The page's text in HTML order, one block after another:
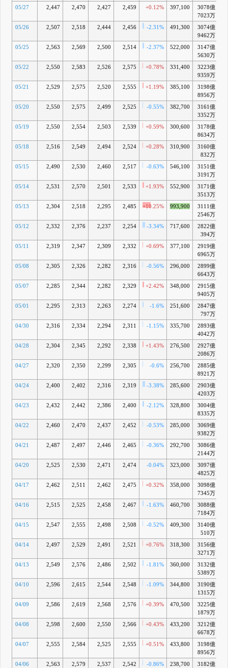
05/27 2,447 2,470 2,427 2,459 +0.12% 397,100
3078億
7023万
05/26 2,507 2,518 2,444 2,456 -2.31% 491,300
3074億
9462万
05/25 2,563 2,569 2,500 2,514 -2.37% 522,000
3147億
5630万
05/22 2,550 2,583 2,526 2,575 +0.78% 331,400
3223億
9359万
05/21 2,529 2,575 2,520 2,555 +1.19% 385,100
3198億
8956万
05/20 2,550 2,575 2,499 2,525 -0.55% 382,700
3161億
3352万
05/19 2,550 2,554 2,503 2,539 +0.59% 300,600
3178億
8634万
05/18 2,516 2,549 2,494 2,524 +0.28% 310,900
3160億
832万
05/15 2,490 2,530 2,460 2,517 -0.63% 546,100
3151億
3191万
05/14 2,531 2,570 2,501 2,533 +1.93% 552,900
3171億
3513万
05/13 2,304 2,518 2,295 2,485 +10.25% 993,900
3111億
2546万
05/12 2,332 2,376 2,237 2,254 -3.34% 717,600
2822億
394万
05/11 2,319 2,347 2,309 2,332 +0.69% 377,100
2919億
6965万
05/08 2,305 2,326 2,282 2,316 -0.56% 296,000
2899億
6643万
05/07 2,285 2,344 2,282 2,329 +2.42% 348,000
2915億
9405万
05/01 2,295 2,313 2,263 2,274 -1.6% 251,600
2847億
797万
04/30 2,316 2,334 2,294 2,311 -1.15% 335,700
2893億
4042万
04/28 2,304 2,345 2,292 2,338 +1.43% 276,500
2927億
2086万
04/27 2,320 2,350 2,299 2,305 -0.6% 256,700
2885億
8921万
04/24 2,400 2,402 2,316 2,319 -3.38% 285,600
2903億
4203万
04/23 2,432 2,442 2,386 2,400 -2.12% 328,800
3004億
8335万
04/22 2,460 2,470 2,437 2,452 -0.53% 285,000
3069億
9382万
04/21 2,487 2,497 2,446 2,465 -0.36% 292,700
3086億
2144万
04/20 2,525 2,530 2,471 2,474 -0.04% 323,000
3097億
4825万
04/17 2,462 2,511 2,462 2,475 +0.32% 358,000
3098億
7345万
04/16 2,515 2,525 2,458 2,467 -1.63% 460,700
3088億
7184万
04/15 2,547 2,555 2,498 2,508 -0.52% 409,300
3140億
510万
04/14 2,497 2,529 2,491 2,521 +0.76% 318,300
3156億
3271万
04/13 2,549 2,576 2,486 2,502 -1.81% 360,000
3132億
5389万
04/10 2,596 2,615 2,544 2,548 -1.09% 344,800
3190億
1315万
04/09 2,586 2,619 2,568 2,576 +0.39% 470,500
3225億
1879万
04/08 2,598 2,600 2,550 2,566 +0.43% 433,200
3212億
6678万
04/07 2,555 2,584 2,525 2,555 +0.51% 433,800
3198億
8956万
04/06 2,563 2,579 2,537 2,542 -0.86% 238,700
3182億